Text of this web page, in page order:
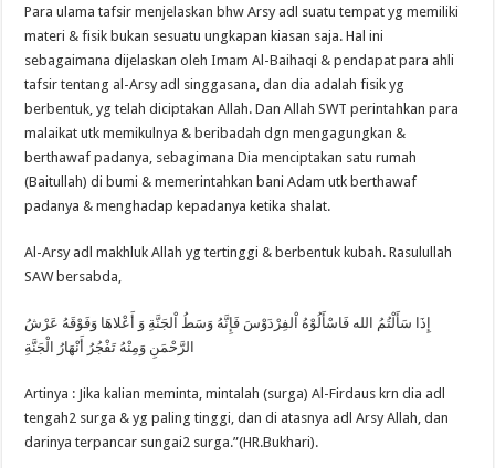
Para ulama tafsir menjelaskan bhw Arsy adl suatu tempat yg memiliki
materi & fisik bukan sesuatu ungkapan kiasan saja. Hal ini
sebagaimana dijelaskan oleh Imam Al-Baihaqi & pendapat para ahli
tafsir tentang al-Arsy adl singgasana, dan dia adalah fisik yg
berbentuk, yg telah diciptakan Allah. Dan Allah SWT perintahkan para
malaikat utk memikulnya & beribadah dgn mengagungkan &
berthawaf padanya, sebagimana Dia menciptakan satu rumah
(Baitullah) di bumi & memerintahkan bani Adam utk berthawaf
padanya & menghadap kepadanya ketika shalat.
Al-Arsy adl makhluk Allah yg tertinggi & berbentuk kubah. Rasulullah
SAW bersabda,
إِذَا سَأَلْتُمُ الله فَاسْأَلُوْهُ اْلفِرْدَوْسَ فَإِنَّهُ وَسَطُ اْلجَنَّةِ وَ أَعْلاهَا وَفَوْقَهُ عَرْشُ
الرَّحْمَنِ وَمِنْهُ تَفْجُرُ أَنْهَارُ الْجَنَّةِ
Artinya : Jika kalian meminta, mintalah (surga) Al-Firdaus krn dia adl
tengah2 surga & yg paling tinggi, dan di atasnya adl Arsy Allah, dan
darinya terpancar sungai2 surga.”(HR.Bukhari).